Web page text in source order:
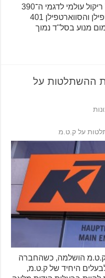
בק.ט.מ ובהוסקוורנה מעדכנים על ריקול עולמי לדגמי ה־390
מהשנים 2024 עד 2026 ועל הוויטפילן והסווארטפילן 401
מנוע בסל"ד נמוך
ההשתלטות על
על ק.ט.מ
ק.ט.מ הושלמה, כשהחברה
היחיד של ק.ט.מ,